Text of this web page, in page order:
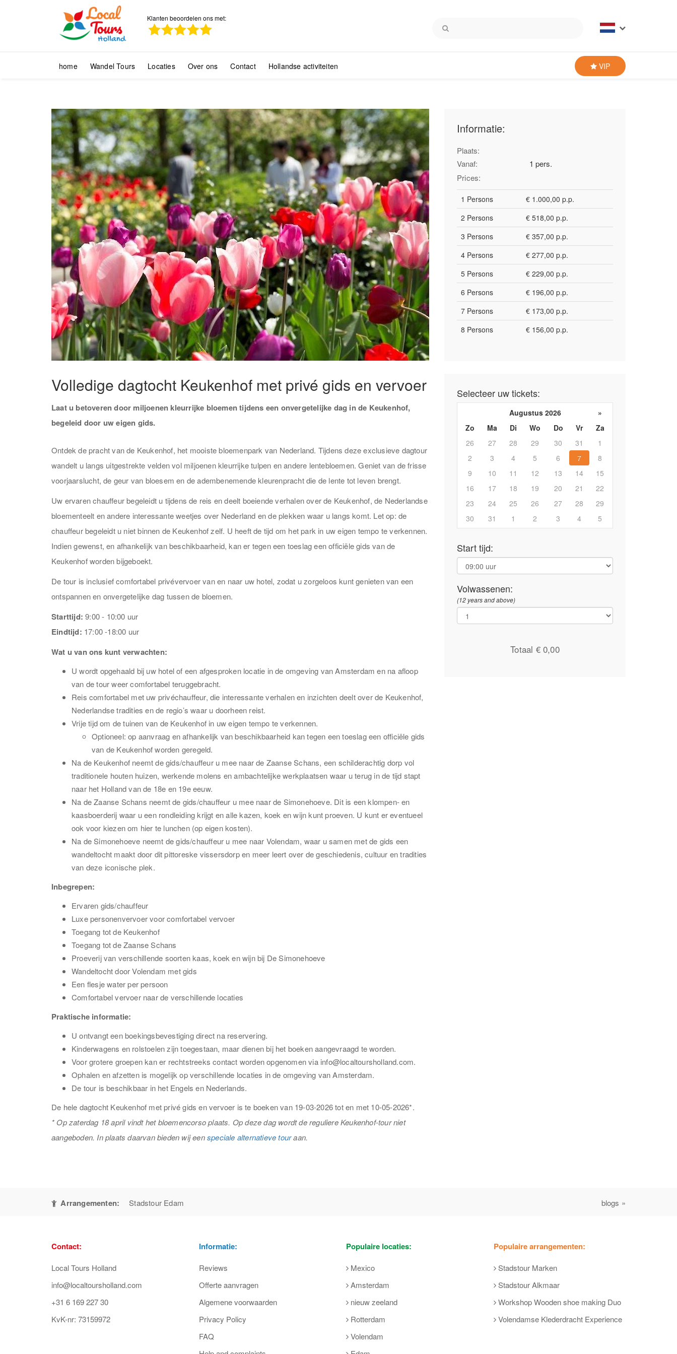
Klanten beoordelen ons met:
home Wandel Tours Locaties Over ons Contact Hollandse activiteiten VIP
Volledige dagtocht Keukenhof met privé gids en vervoer
Laat u betoveren door miljoenen kleurrijke bloemen tijdens een onvergetelijke dag in de Keukenhof,
begeleid door uw eigen gids.
Ontdek de pracht van de Keukenhof, het mooiste bloemenpark van Nederland. Tijdens deze exclusieve dagtour
wandelt u langs uitgestrekte velden vol miljoenen kleurrijke tulpen en andere lentebloemen. Geniet van de frisse
voorjaarslucht, de geur van bloesem en de adembenemende kleurenpracht die de lente tot leven brengt.
Uw ervaren chauffeur begeleidt u tijdens de reis en deelt boeiende verhalen over de Keukenhof, de Nederlandse
bloementeelt en andere interessante weetjes over Nederland en de plekken waar u langs komt. Let op: de
chauffeur begeleidt u niet binnen de Keukenhof zelf. U heeft de tijd om het park in uw eigen tempo te verkennen.
Indien gewenst, en afhankelijk van beschikbaarheid, kan er tegen een toeslag een officiële gids van de
Keukenhof worden bijgeboekt.
De tour is inclusief comfortabel privévervoer van en naar uw hotel, zodat u zorgeloos kunt genieten van een
ontspannen en onvergetelijke dag tussen de bloemen.
Starttijd: 9:00 - 10:00 uur
Eindtijd: 17:00 -18:00 uur
Wat u van ons kunt verwachten:
U wordt opgehaald bij uw hotel of een afgesproken locatie in de omgeving van Amsterdam en na afloop
van de tour weer comfortabel teruggebracht.
Reis comfortabel met uw privéchauffeur, die interessante verhalen en inzichten deelt over de Keukenhof,
Nederlandse tradities en de regio’s waar u doorheen reist.
Vrije tijd om de tuinen van de Keukenhof in uw eigen tempo te verkennen.
Optioneel: op aanvraag en afhankelijk van beschikbaarheid kan tegen een toeslag een officiële gids
van de Keukenhof worden geregeld.
Na de Keukenhof neemt de gids/chauffeur u mee naar de Zaanse Schans, een schilderachtig dorp vol
traditionele houten huizen, werkende molens en ambachtelijke werkplaatsen waar u terug in de tijd stapt
naar het Holland van de 18e en 19e eeuw.
Na de Zaanse Schans neemt de gids/chauffeur u mee naar de Simonehoeve. Dit is een klompen- en
kaasboerderij waar u een rondleiding krijgt en alle kazen, koek en wijn kunt proeven. U kunt er eventueel
ook voor kiezen om hier te lunchen (op eigen kosten).
Na de Simonehoeve neemt de gids/chauffeur u mee naar Volendam, waar u samen met de gids een
wandeltocht maakt door dit pittoreske vissersdorp en meer leert over de geschiedenis, cultuur en tradities
van deze iconische plek.
Inbegrepen:
Ervaren gids/chauffeur
Luxe personenvervoer voor comfortabel vervoer
Toegang tot de Keukenhof
Toegang tot de Zaanse Schans
Proeverij van verschillende soorten kaas, koek en wijn bij De Simonehoeve
Wandeltocht door Volendam met gids
Een flesje water per persoon
Comfortabel vervoer naar de verschillende locaties
Praktische informatie:
U ontvangt een boekingsbevestiging direct na reservering.
Kinderwagens en rolstoelen zijn toegestaan, maar dienen bij het boeken aangevraagd te worden.
Voor grotere groepen kan er rechtstreeks contact worden opgenomen via info@localtoursholland.com.
Ophalen en afzetten is mogelijk op verschillende locaties in de omgeving van Amsterdam.
De tour is beschikbaar in het Engels en Nederlands.
De hele dagtocht Keukenhof met privé gids en vervoer is te boeken van 19-03-2026 tot en met 10-05-2026*.
* Op zaterdag 18 april vindt het bloemencorso plaats. Op deze dag wordt de reguliere Keukenhof-tour niet
aangeboden. In plaats daarvan bieden wij eenspeciale alternatieve touraan.
Informatie:
Plaats:
Vanaf:
1 pers.
Prices:
1 Persons
€ 1.000,00 p.p.
2 Persons
€ 518,00 p.p.
3 Persons
€ 357,00 p.p.
4 Persons
€ 277,00 p.p.
5 Persons
€ 229,00 p.p.
6 Persons
€ 196,00 p.p.
7 Persons
€ 173,00 p.p.
8 Persons
€ 156,00 p.p.
Selecteer uw tickets:
Augustus 2026
»
Zo
Ma Di Wo Do Vr
Za
26
27 28 29 30 31
1
2
3 4 5 6 7
8
9
10 11 12 13 14
15
16
17 18 19 20 21
22
23
24 25 26 27 28
29
30
31 1 2 3 4 5
Start tijd:
Volwassenen:
(12 years and above)
Totaal € 0,00
Arrangementen: Stadstour Edam blogs »
Contact:
Local Tours Holland
info@localtoursholland.com
+31 6 169 227 30
KvK-nr: 73159972
Informatie:
Reviews
Offerte aanvragen
Algemene voorwaarden
Privacy Policy
FAQ
Populaire locaties:
Mexico
Amsterdam
nieuw zeeland
Rotterdam
Volendam
Populaire arrangementen:
Stadstour Marken
Stadstour Alkmaar
Workshop Wooden shoe making Duo
Volendamse Klederdracht Experience